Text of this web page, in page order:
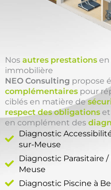
Nos autres prestations en
immobilière
NEO Consulting propose
complémentaires pour
ciblés en matière de
respect des obligations
en complément des
Diagnostic
sur-Meuse
Diagnostic Parasitaire
Meuse
Diagnostic Piscine à